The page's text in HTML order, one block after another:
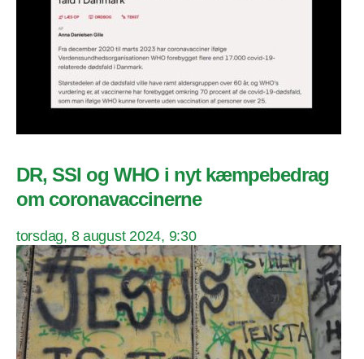
DR, SSI og WHO i nyt kæmpebedrag
om coronavaccinerne
torsdag, 8 august 2024, 9:30